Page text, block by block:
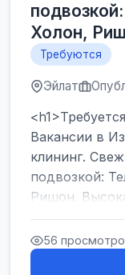
Холон,
Требуются
Эйлат
Вакансии в
клининг.
подвозкой:
Ришон.
</h1><br />
... 56